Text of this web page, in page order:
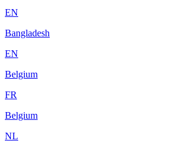
EN
Bangladesh
EN
Belgium
FR
Belgium
NL